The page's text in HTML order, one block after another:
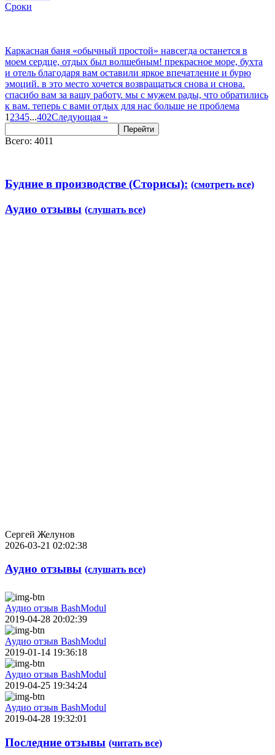
Сроки
Каркасная баня «обычный простой» навсегда останется в
моем сердце, отдых был волшебным! прекрасное море, бухта
и отель благодаря вам оставили яркое впечатление и бурю
эмоций. в это место хочется возвращаться снова и снова.
спасибо вам за вашу работу. мы с мужем рады, что обратились
к вам. теперь с вами отдых для нас больше не проблема
1 2345...402Следующая »
Перейти
Всего: 4011
Будние в производстве (Сторисы): (смотреть все)
Аудио отзывы (слушать все)
Сергей Желунов
2026-03-21 02:02:38
Аудио отзывы (слушать все)
Аудио отзыв BashModul
2019-04-28 20:02:39
Аудио отзыв BashModul
2019-01-14 19:36:18
Аудио отзыв BashModul
2019-04-25 19:34:24
Аудио отзыв BashModul
2019-04-28 19:32:01
Последние отзывы (читать все)